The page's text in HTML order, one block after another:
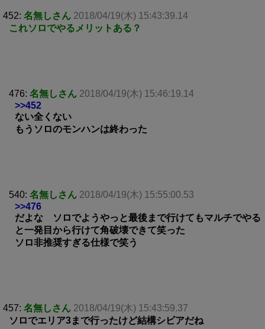
452: 名無しさん 2018/04/19(木) 15:43:39.14
これソロでやるメリットある？
476: 名無しさん 2018/04/19(木) 15:46:19.14
>>452
ない全くない
もうソロのモンハンは終わった
540: 名無しさん 2018/04/19(木) 15:55:00.53
>>476
だよな ソロでようやっと最後まで行けてもマルチでやる
と一発目から行けて角破壊できて笑った
ソロ非推奨すぎる仕様で笑う
457: 名無しさん 2018/04/19(木) 15:43:59.37
ソロでエリア3まで行ったけど結構シビアだね